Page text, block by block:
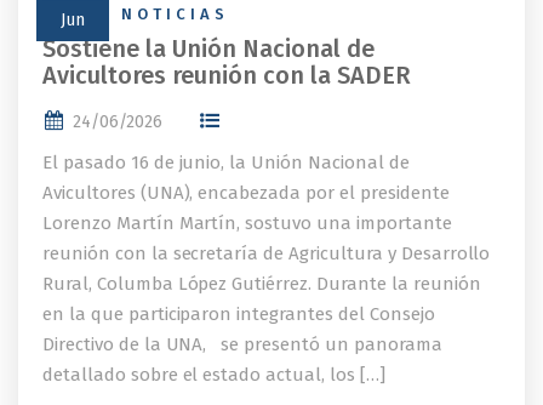
Jun
NEWS NOTICIAS
Sostiene la Unión Nacional de
Avicultores reunión con la SADER
24/06/2026
El pasado 16 de junio, la Unión Nacional de
Avicultores (UNA), encabezada por el presidente
Lorenzo Martín Martín, sostuvo una importante
reunión con la secretaría de Agricultura y Desarrollo
Rural, Columba López Gutiérrez. Durante la reunión
en la que participaron integrantes del Consejo
Directivo de la UNA, se presentó un panorama
detallado sobre el estado actual, los […]